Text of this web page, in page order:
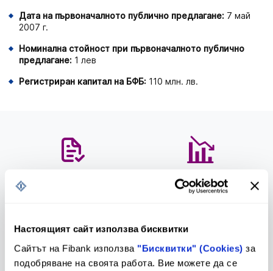
Настоящият сайт използва бисквитки
Сайтът на Fibank използва "Бисквитки" (Cookies) за
подобряване на своята работа. Вие можете да се
Дата на първоначалното публично предлагане: 7 май
2007 г.
Номинална стойност при първоначалното публично
предлагане: 1 лев
Регистриран капитал на БФБ: 110 млн. лв.
Тарифа и Общи условия
Тарифа
Лихвен бюлетин Контакти и клонова мрежа